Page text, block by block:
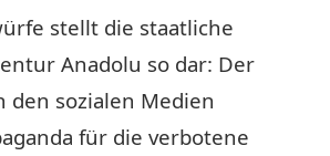
stellt die staatliche
Anadolu so dar: Der
den sozialen Medien
für die verbotene